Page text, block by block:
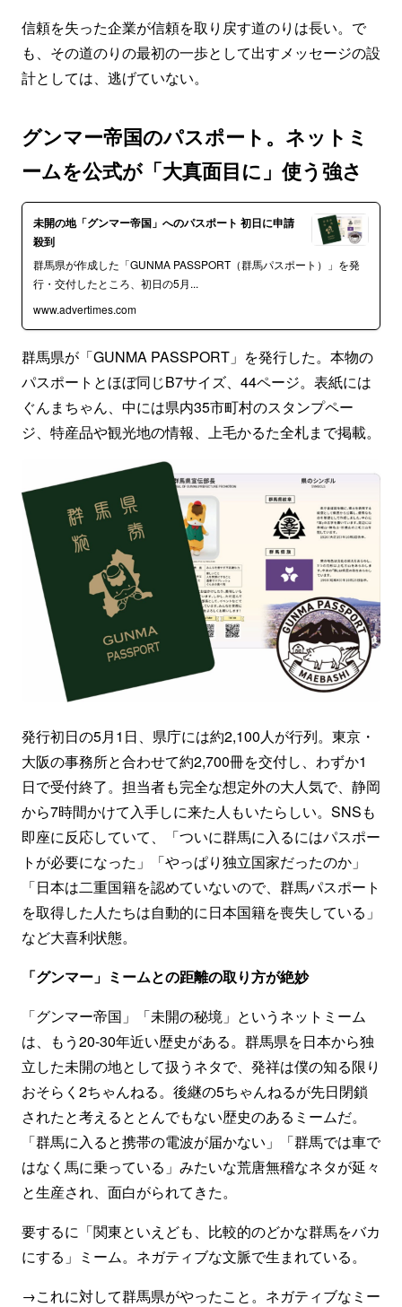
信頼を失った企業が信頼を取り戻す道のりは長い。で
も、その道のりの最初の一歩として出すメッセージの設
計としては、逃げていない。
グンマー帝国のパスポート。ネットミ
ームを公式が「大真面目に」使う強さ
未開の地「グンマー帝国」へのパスポート 初日に申請
殺到
群馬県が作成した「GUNMA PASSPORT（群馬パスポート）」を発
行・交付したところ、初日の5月...
www.advertimes.com
群馬県が「GUNMA PASSPORT」を発行した。本物の
パスポートとほぼ同じB7サイズ、44ページ。表紙には
ぐんまちゃん、中には県内35市町村のスタンプペー
ジ、特産品や観光地の情報、上毛かるた全札まで掲載。
発行初日の5月1日、県庁には約2,100人が行列。東京・
大阪の事務所と合わせて約2,700冊を交付し、わずか1
日で受付終了。担当者も完全な想定外の大人気で、静岡
から7時間かけて入手しに来た人もいたらしい。SNSも
即座に反応していて、「ついに群馬に入るにはパスポー
トが必要になった」「やっぱり独立国家だったのか」
「日本は二重国籍を認めていないので、群馬パスポート
を取得した人たちは自動的に日本国籍を喪失している」
など大喜利状態。
「グンマー」ミームとの距離の取り方が絶妙
「グンマー帝国」「未開の秘境」というネットミーム
は、もう20-30年近い歴史がある。群馬県を日本から独
立した未開の地として扱うネタで、発祥は僕の知る限り
おそらく2ちゃんねる。後継の5ちゃんねるが先日閉鎖
されたと考えるととんでもない歴史のあるミームだ。
「群馬に入ると携帯の電波が届かない」「群馬では車で
はなく馬に乗っている」みたいな荒唐無稽なネタが延々
と生産され、面白がられてきた。
要するに「関東といえども、比較的のどかな群馬をバカ
にする」ミーム。ネガティブな文脈で生まれている。
→これに対して群馬県がやったこと。ネガティブなミー